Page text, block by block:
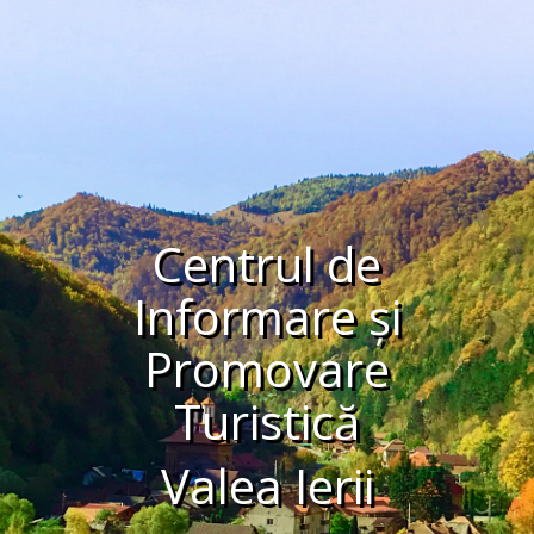
Centrul de
Informare și
Promovare
Turistică
Valea Ierii